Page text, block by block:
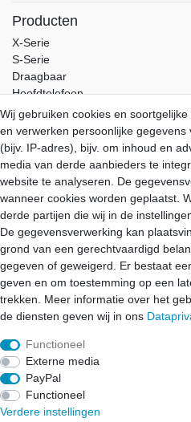
Producten
X-Serie
S-Serie
Draagbaar
Hoofdtelefoon
Accessoires
Service
Verzending
Betaling
Download
Aune-Store
Mijn account
Over ons
Contact
Herroepings­recht
Data­privacy­verklaring
Wij gebruiken cookies en
en verwerken persoonlijke
(bijv. IP-adres), bijv. om inhoud en
media van derde aanbieders te
website te analyseren. De
wanneer cookies worden geplaatst.
derde partijen die wij in de
De gegevensverwerking kan
grond van een gerechtvaardigd
gegeven of geweigerd. Er bestaat
geven en om toestemming op een
trekken. Meer informatie over het
de diensten geven wij in ons
Functioneel
Externe media
PayPal
Functioneel
Verdere instellingen